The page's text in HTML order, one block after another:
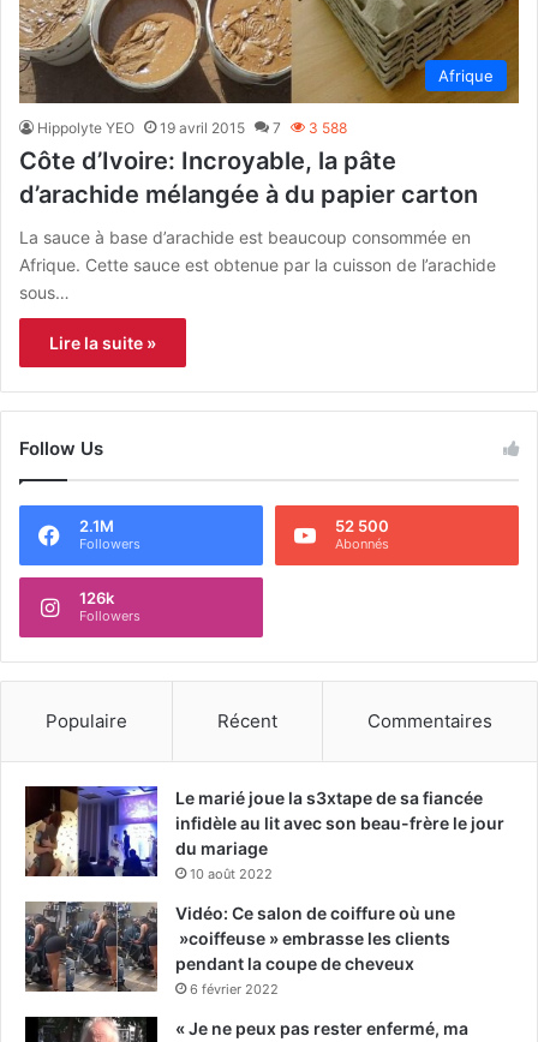
Afrique
Hippolyte YEO 19 avril 2015 7 3 588
Côte d’Ivoire: Incroyable, la pâte
d’arachide mélangée à du papier carton
La sauce à base d’arachide est beaucoup consommée en
Afrique. Cette sauce est obtenue par la cuisson de l’arachide
sous…
Lire la suite »
Follow Us
2.1M
Followers
52 500
Abonnés
126k
Followers
Populaire Récent Commentaires
Le marié joue la s3xtape de sa fiancée
infidèle au lit avec son beau-frère le jour
du mariage
10 août 2022
Vidéo: Ce salon de coiffure où une
»coiffeuse » embrasse les clients
pendant la coupe de cheveux
6 février 2022
« Je ne peux pas rester enfermé, ma